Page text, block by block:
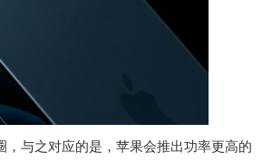
与之对应的是，苹果会推出功率更高的